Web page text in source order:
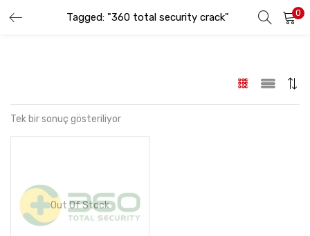
Tagged: "360 total security crack" 0
GIRIŞ YAP KAYIT OL
Tek bir sonuç gösteriliyor
Out Of Stock